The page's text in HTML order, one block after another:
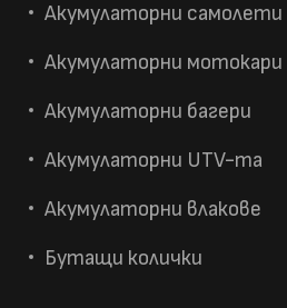
Акумулаторни самолети
Акумулаторни мотокари
Акумулаторни багери
Акумулаторни UTV-та
Акумулаторни влакове
Бутащи колички